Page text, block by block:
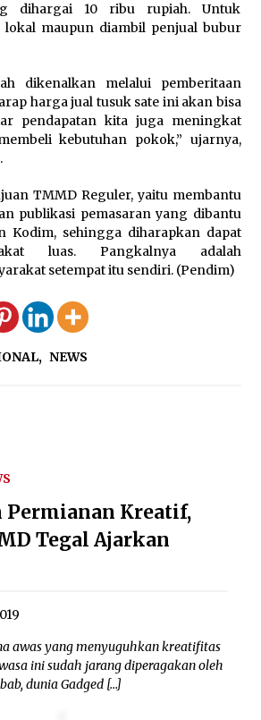
Air Tanpa Pemakaian,
Transparan
7 Agustus 2026
PAUD Diperkuat, Tangsel
Meningkat
7 Agustus 2026
83 Laksanakan
Pembuatan Spanduk
UMKM di Desa Cempaka
dihargai 10 ribu rupiah. Untuk
lokal maupun diambil penjual bubur
dikenalkan melalui pemberitaan
harga jual tusuk sate ini akan bisa
pendapatan kita juga meningkat
kebutuhan pokok,” ujarnya,
TMMD Reguler, yaitu membantu
publikasi pemasaran yang dibantu
Kodim, sehingga diharapkan dapat
luas. Pangkalnya adalah
setempat itu sendiri. (Pendim)
, NEWS
Permianan Kreatif,
Tegal Ajarkan
awas yang menyuguhkan kreatifitas
ini sudah jarang diperagakan oleh
dunia Gadged […]